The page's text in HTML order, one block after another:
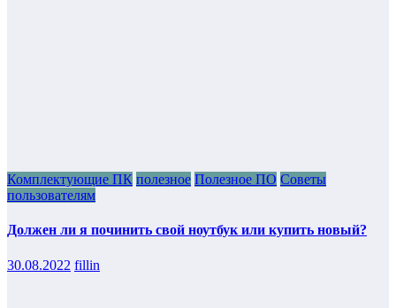
Комплектующие ПК полезное Полезное ПО Советы
пользователям
Должен ли я починить свой ноутбук или купить новый?
30.08.2022 fillin